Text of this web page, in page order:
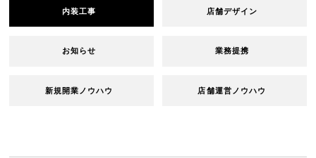
内装工事 店舗デザイン
お知らせ 業務提携
新規開業ノウハウ 店舗運営ノウハウ